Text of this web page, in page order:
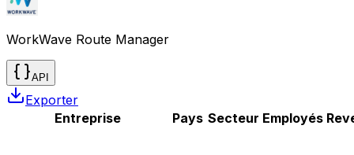
WorkWave Route Manager
API
Exporter
Entreprise
Pays Secteur Employés